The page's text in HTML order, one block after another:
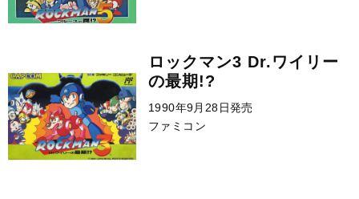
ロックマン3 Dr.ワイリー
の最期!?
1990年9月28日発売
ファミコン